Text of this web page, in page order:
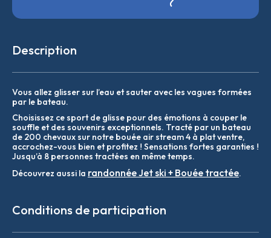
Description
Vous allez glisser sur l’eau et sauter avec les vagues formées
par le bateau.
Choisissez ce sport de glisse pour des émotions à couper le
souffle et des souvenirs exceptionnels. Tracté par un bateau
de 200 chevaux sur notre bouée air stream 4 à plat ventre,
accrochez-vous bien et profitez ! Sensations fortes garanties !
Jusqu’à 8 personnes tractées en même temps.
Découvrez aussi la randonnée Jet ski + Bouée tractée.
Conditions de participation